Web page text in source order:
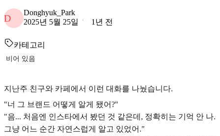
D
Donghyuk_Park
2025년 5월 25일
1년 전
카테고리
비어 있음
지난주 친구와 카페에서 이런 대화를 나눴습니다.
"너 그 브랜드 어떻게 알게 됐어?"
"음... 처음엔 인스타에서 봤던 것 같은데, 정확히는 기억 안 나.
그냥 어느 순간 자연스럽게 알고 있었어."